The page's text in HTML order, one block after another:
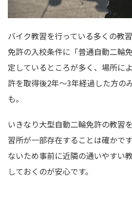
バイク教習を行っている多くの教
免許の入校条件に「普通自動二輪
定しているところが多く、場所に
許を取得後2年〜3年経過した方の
も。
いきなり大型自動二輪免許の教習
習所が一部存在することは確かで
ないため事前に近隣の通いやすい
しておくのが安心です。